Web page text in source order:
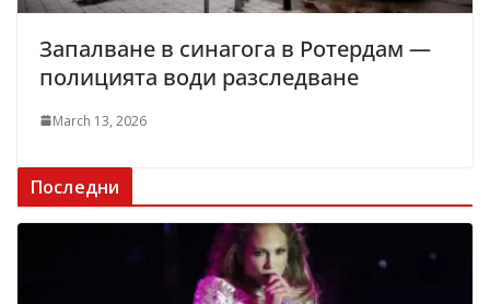
Запалване в синагога в Ротердам —
полицията води разследване
March 13, 2026
Последни